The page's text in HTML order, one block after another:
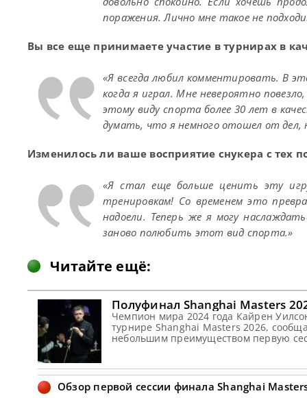
поражения. Лично мне такое не
Вы все еще принимаете участие в турнирах в
«Я всегда любил комментировать. В
когда я играл. Мне невероятно
этому виду спорта более 30 лет в
думать, что я немного отошел от дел,
Изменилось ли ваше восприятие снукера с тех
«Я стал еще больше ценить эту
тренировкам! Со временем это
надоели. Теперь же я могу
заново полюбить этот вид спорта.»
Читайте ещё:
Полуфинал Shanghai Masters
Чемпион мира 2024 года Кайрен
турнире Shanghai Masters 2026,
небольшим преимуществом первую
Обзор первой сессии финала Shanghai